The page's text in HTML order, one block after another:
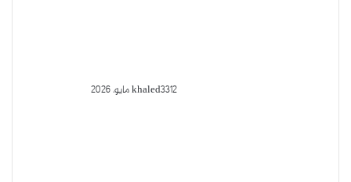
khaled3312 مايو، 2026